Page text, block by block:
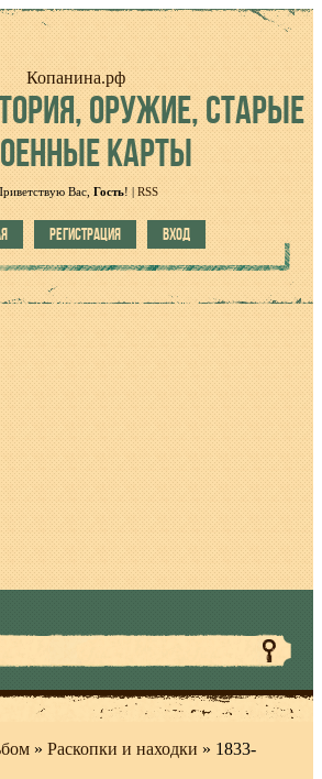
Копанина.рф
ОРУЖИЕ, СТАРЫЕ
КАРТЫ
Вас, Гость! | RSS
РЕГИСТРАЦИЯ ВХОД
» Раскопки и находки » 1833-